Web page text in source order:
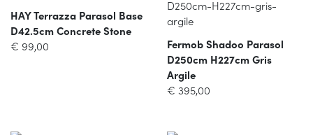
HAY Terrazza Parasol Base
D42.5cm Concrete Stone
€ 99,00
Fermob Shadoo Parasol
D250cm H227cm Gris
Argile
€ 395,00